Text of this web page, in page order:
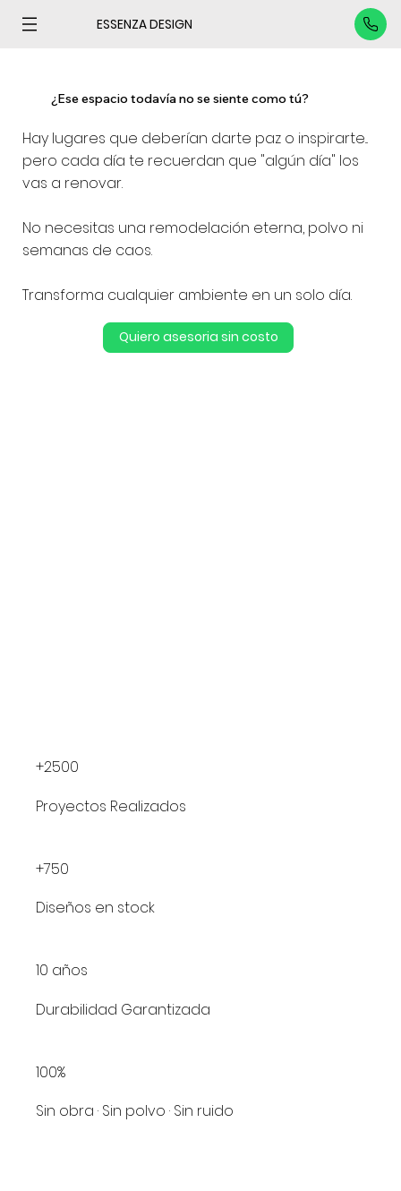
ESSENZA DESIGN
¿Ese espacio todavía no se siente como tú?
Hay lugares que deberían darte paz o inspirarte...
pero cada día te recuerdan que "algún día" los
vas a renovar.
No necesitas una remodelación eterna, polvo ni
semanas de caos.
Transforma cualquier ambiente en un solo día.
Quiero asesoria sin costo
Proyectos Realizados
+2500
Diseños en stock
+750
Durabilidad Garantizada
10 años
Sin obra · Sin polvo · Sin ruido
100%